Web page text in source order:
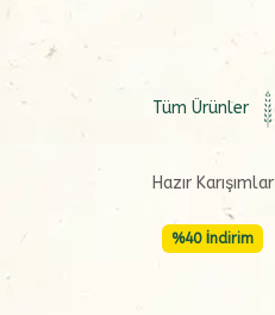
Tüm Ürünler
Hazır Karışımlar
%40 İndirim